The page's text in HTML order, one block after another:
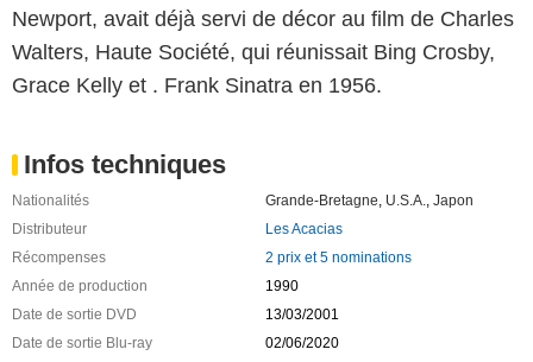
Newport, avait déjà servi de décor au film de Charles
Walters, Haute Société, qui réunissait Bing Crosby,
Grace Kelly et . Frank Sinatra en 1956.
Infos techniques
Nationalités Grande-Bretagne, U.S.A., Japon
Distributeur
Les Acacias
Récompenses
2 prix et 5 nominations
Année de production
1990
Date de sortie DVD
13/03/2001
Date de sortie Blu-ray
02/06/2020